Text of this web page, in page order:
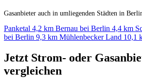
Gasanbieter auch in umliegenden Städten in
Panketal 4,2 km Bernau bei Berlin 4,4 km
bei Berlin 9,3 km Mühlenbecker Land 10,1
Jetzt Strom- oder
vergleichen